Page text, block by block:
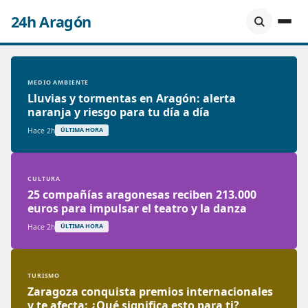
24h Aragón
MEDIO AMBIENTE
Lluvias y tormentas en Aragón: alerta
naranja y riesgo para tu día a día
Hace 2h ÚLTIMA HORA
CULTURA
25 compañías aragonesas reciben 213.000
euros para impulsar el teatro y la danza
Hace 2h ÚLTIMA HORA
TURISMO
Zaragoza conquista premios internacionales